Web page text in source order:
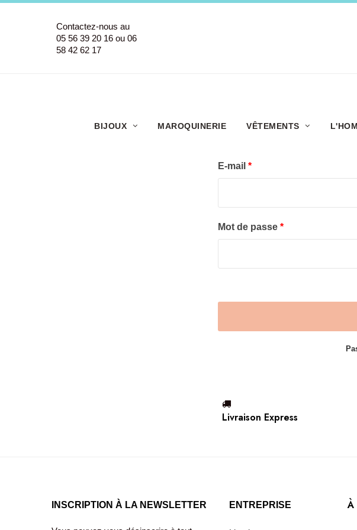
Contactez-nous au
05 56 39 20 16 ou 06
58 42 62 17
BIJOUX MAROQUINERIE VÊTEMENTS
E-mail
Mot de passe
Livraison Express
INSCRIPTION À LA NEWSLETTER ENTREPRISE À